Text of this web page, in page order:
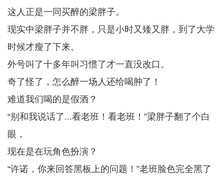
这人正是一同买醉的梁胖子。
现实中梁胖子并不胖，只是小时又矮又胖，到了大学
时候才瘦了下来。
外号叫了十多年叫习惯了才一直没改口。
奇了怪了，怎么醉一场人还给喝肿了！
难道我们喝的是假酒？
“别和我说话了...看老班！看老班！”梁胖子翻了个白
眼，
现在是在玩角色扮演？
“许诺，你来回答黑板上的问题！”老班脸色完全黑了